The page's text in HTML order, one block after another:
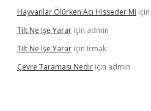
Hayvanlar Ölürken Acı Hisseder Mi için
Tilt Ne Işe Yarar için admin
Tilt Ne Işe Yarar için Irmak
Çevre Taraması Nedir için admin